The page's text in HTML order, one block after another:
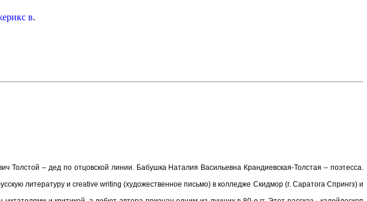
в.
– дед по отцовской линии. Бабушка Наталия Васильевна Крандиевская-Толстая – поэтесса.
литературу и creative writing (художественное письмо) в колледже Скидмор (г. Саратога Спрингз) и